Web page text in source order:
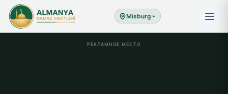
Misburg
РЕКЛАМНОЕ МЕСТО